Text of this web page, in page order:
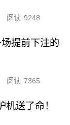
阅读 9248
提前下注的
阅读 7365
送了命！